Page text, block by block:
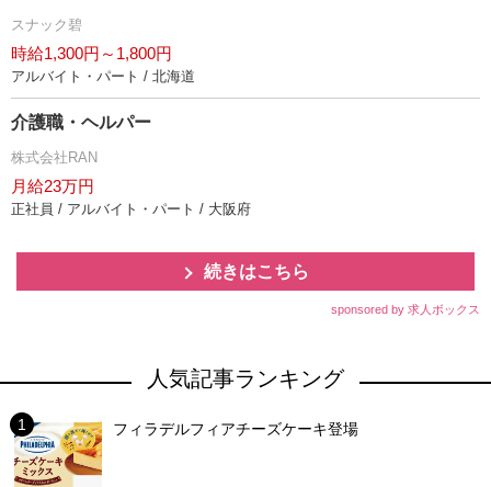
スナック碧
時給1,300円～1,800円
アルバイト・パート / 北海道
介護職・ヘルパー
株式会社RAN
月給23万円
正社員 / アルバイト・パート / 大阪府
続きはこちら
sponsored by 求人ボックス
人気記事ランキング
フィラデルフィアチーズケーキ登場